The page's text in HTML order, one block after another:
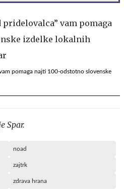
pomaga najti 100-odstotno slovenske
Spar.
noad
zajtrk
zdrava hrana